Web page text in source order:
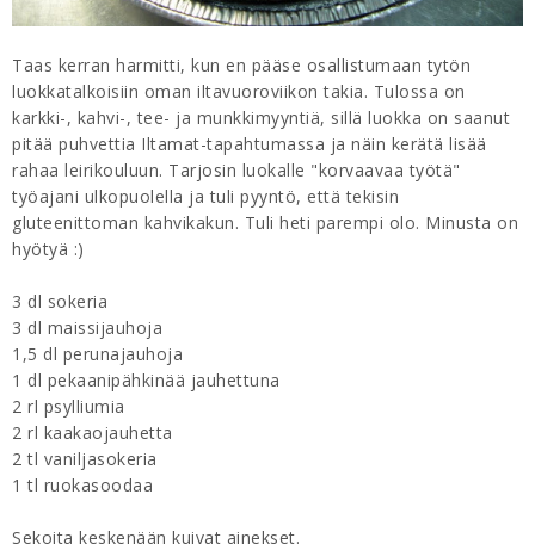
Taas kerran harmitti, kun en pääse osallistumaan tytön
luokkatalkoisiin oman iltavuoroviikon takia. Tulossa on
karkki-, kahvi-, tee- ja munkkimyyntiä, sillä luokka on saanut
pitää puhvettia Iltamat-tapahtumassa ja näin kerätä lisää
rahaa leirikouluun. Tarjosin luokalle "korvaavaa työtä"
työajani ulkopuolella ja tuli pyyntö, että tekisin
gluteenittoman kahvikakun. Tuli heti parempi olo. Minusta on
hyötyä :)
3 dl sokeria
3 dl maissijauhoja
1,5 dl perunajauhoja
1 dl pekaanipähkinää jauhettuna
2 rl psylliumia
2 rl kaakaojauhetta
2 tl vaniljasokeria
1 tl ruokasoodaa
Sekoita keskenään kuivat ainekset.